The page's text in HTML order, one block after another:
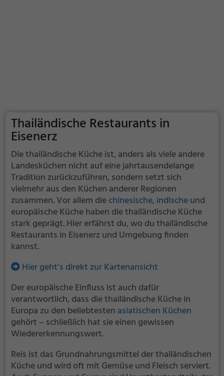
Thailändische Restaurants in
Eisenerz
Die thailändische Küche ist, anders als viele andere
Landesküchen nicht auf eine jahrtausendelange
Tradition zurückzuführen, sondern setzt sich
vielmehr aus den Küchen anderer Regionen
zusammen. Vor allem diechinesische,indischeund
europäische Küche haben die thailändische Küche
stark geprägt. Hier erfährst du, wo du thailändische
Restaurants in Eisenerz und Umgebung finden
kannst.
Hier geht’s direkt zur Kartenansicht
Der europäische Einfluss ist auch dafür
verantwortlich, dass die thailändische Küche in
Europa zu den beliebtesten asiatischen Küchen
gehört – schließlich hat sie einen gewissen
Wiedererkennungswert.
Reis ist das Grundnahrungsmittel der thailändischen
Küche und wird oft mit Gemüse und Fleisch serviert.